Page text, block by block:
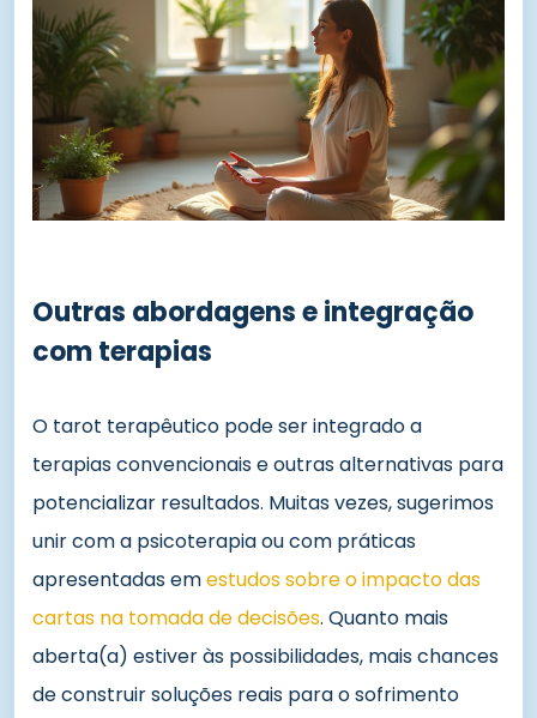
Outras abordagens e integração
com terapias
O tarot terapêutico pode ser integrado a
terapias convencionais e outras alternativas para
potencializar resultados. Muitas vezes, sugerimos
unir com a psicoterapia ou com práticas
apresentadas emestudos sobre o impacto das
cartas na tomada de decisões. Quanto mais
aberta(a) estiver às possibilidades, mais chances
de construir soluções reais para o sofrimento